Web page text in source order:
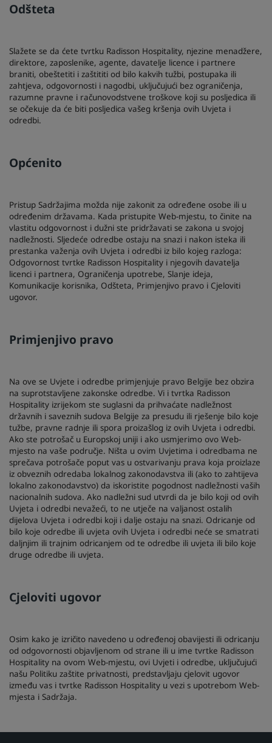
Odšteta
Slažete se da ćete tvrtku Radisson Hospitality, njezine menadžere,
direktore, zaposlenike, agente, davatelje licence i partnere
braniti, obeštetiti i zaštititi od bilo kakvih tužbi, postupaka ili
zahtjeva, odgovornosti i nagodbi, uključujući bez ograničenja,
razumne pravne i računovodstvene troškove koji su posljedica ili
se očekuje da će biti posljedica vašeg kršenja ovih Uvjeta i
odredbi.
Općenito
Pristup Sadržajima možda nije zakonit za određene osobe ili u
određenim državama. Kada pristupite Web-mjestu, to činite na
vlastitu odgovornost i dužni ste pridržavati se zakona u svojoj
nadležnosti. Sljedeće odredbe ostaju na snazi i nakon isteka ili
prestanka važenja ovih Uvjeta i odredbi iz bilo kojeg razloga:
Odgovornost tvrtke Radisson Hospitality i njegovih davatelja
licenci i partnera, Ograničenja upotrebe, Slanje ideja,
Komunikacije korisnika, Odšteta, Primjenjivo pravo i Cjeloviti
ugovor.
Primjenjivo pravo
Na ove se Uvjete i odredbe primjenjuje pravo Belgije bez obzira
na suprotstavljene zakonske odredbe. Vi i tvrtka Radisson
Hospitality izrijekom ste suglasni da prihvaćate nadležnost
državnih i saveznih sudova Belgije za presudu ili rješenje bilo koje
tužbe, pravne radnje ili spora proizašlog iz ovih Uvjeta i odredbi.
Ako ste potrošač u Europskoj uniji i ako usmjerimo ovo Web-
mjesto na vaše područje. Ništa u ovim Uvjetima i odredbama ne
sprečava potrošače poput vas u ostvarivanju prava koja proizlaze
iz obveznih odredaba lokalnog zakonodavstva ili (ako to zahtijeva
lokalno zakonodavstvo) da iskoristite pogodnost nadležnosti vaših
nacionalnih sudova. Ako nadležni sud utvrdi da je bilo koji od ovih
Uvjeta i odredbi nevažeći, to ne utječe na valjanost ostalih
dijelova Uvjeta i odredbi koji i dalje ostaju na snazi. Odricanje od
bilo koje odredbe ili uvjeta ovih Uvjeta i odredbi neće se smatrati
daljnjim ili trajnim odricanjem od te odredbe ili uvjeta ili bilo koje
druge odredbe ili uvjeta.
Cjeloviti ugovor
Osim kako je izričito navedeno u određenoj obavijesti ili odricanju
od odgovornosti objavljenom od strane ili u ime tvrtke Radisson
Hospitality na ovom Web-mjestu, ovi Uvjeti i odredbe, uključujući
našu Politiku zaštite privatnosti, predstavljaju cjelovit ugovor
između vas i tvrtke Radisson Hospitality u vezi s upotrebom Web-
mjesta i Sadržaja.